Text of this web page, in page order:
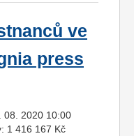
ve
press
08. 2020 10:00
1 416 167 Kč